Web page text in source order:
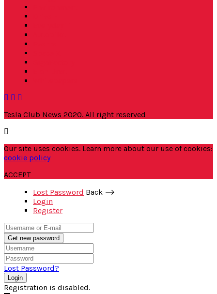
Tesla Club News 2020. All right reserved
Our site uses cookies. Learn more about our use of cookies:
cookie policy
ACCEPT
Lost Password Back ⟶
Login
Register
Get new password
Lost Password?
Login
Registration is disabled.